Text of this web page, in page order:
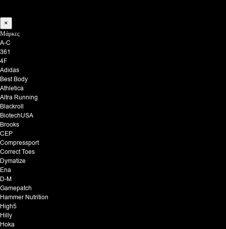
×
Μάρκες
A-C
361
4F
Adidas
Best Body
Athletica
Altra Running
Blackroll
BiotechUSA
Brooks
CEP
Compressport
Correct Toes
Dymatize
Ena
D-M
Gamepatch
Hammer Nutrition
High5
Hilly
Hoka